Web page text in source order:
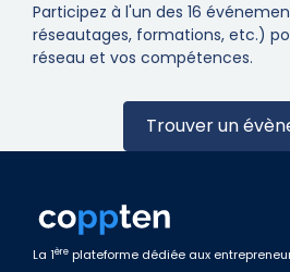
Participez à l'un des 16
réseautages, formations, etc.)
réseau et vos compétences.
Trouver un
La 1ère plateforme dédiée aux